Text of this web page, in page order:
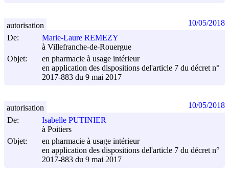
De:
Marie-Laure REMEZY
à Villefranche-de-Rouergue
Objet:
en pharmacie à usage intérieur
en application des dispositions del'article 7 du décret n°
2017-883 du 9 mai 2017
autorisation 10/05/2018
De:
Isabelle PUTINIER
à Poitiers
Objet:
en pharmacie à usage intérieur
en application des dispositions del'article 7 du décret n°
2017-883 du 9 mai 2017
autorisation 10/05/2018